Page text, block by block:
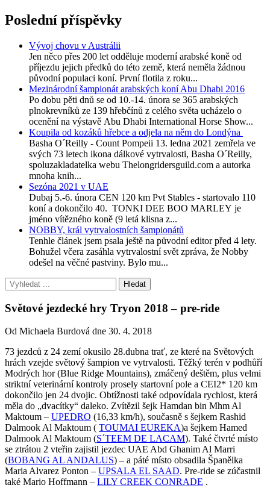
Poslední příspěvky
Vývoj chovu v Austrálii
Jen něco přes 200 let odděluje moderní arabské koně od
příjezdu jejich předků do této země, která neměla žádnou
původní populaci koní. První flotila z roku...
Mezinárodní šampionát arabských koní Abu Dhabi 2016
Po dobu pěti dnů se od 10.-14. února se 365 arabských
plnokrevníků ze 139 hřebčínů z celého světa ucházelo o
ocenění na výstavě Abu Dhabi International Horse Show...
Koupila od kozáků hřebce a odjela na něm do Londýna
Basha O´Reilly - Count Pompeii 13. ledna 2021 zemřela ve
svých 73 letech ikona dálkové vytrvalosti, Basha O´Reilly,
spoluzakladatelka webu Thelongridersguild.com a autorka
mnoha knih...
Sezóna 2021 v UAE
Dubaj 5.-6. února CEN 120 km Pvt Stables - startovalo 110
koní a dokončilo 40. TONKI DEE BOO MARLEY je
jméno vítězného koně (9 letá klisna z...
NOBBY, král vytrvalostních šampionátů
Tenhle článek jsem psala ještě na původní editor před 4 lety.
Bohužel včera zasáhla vytrvalostní svět zpráva, že Nobby
odešel na věčné pastviny. Bylo mu...
Světové jezdecké hry Tryon 2018 – pre-ride
Od Michaela Burdová dne 30. 4. 2018
73 jezdců z 24 zemí okusilo 28.dubna trať, ze které na Světových
hrách vzejde světový šampion ve vytrvalosti. Těžký terén v podhůří
Modrých hor (Blue Ridge Mountains), zmáčený deštěm, plus velmi
striktní veterinární kontroly prosely startovní pole a CEI2* 120 km
dokončilo jen 24 dvojic. Obtížnosti také odpovídala rychlost, která
měla do „dvacítky“ daleko. Zvítězil šejk Hamdan bin Mhm Al
Maktoum – UPEDRO (16,33 km/h), současně s šejkem Rashid
Dalmook Al Maktoum ( TOUMAI EUREKA)a šejkem Hamed
Dalmook Al Maktoum (S´TEEM DE LACAM). Také čtvrté místo
se ztrátou 2 vteřin zajistil jezdec UAE Abd Ghanim Al Marri
(BOBANG AL ANDALUS) – a páté místo obsadila Španělka
Maria Alvarez Ponton – UPSALA EL SAAD. Pre-ride se zúčastnil
také Mario Hoffmann – LILY CREEK CONRADE .